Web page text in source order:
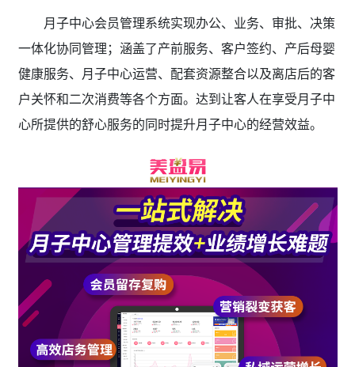
月子中心会员管理系统实现办公、业务、审批、决策
一体化协同管理；涵盖了产前服务、客户签约、产后母婴
健康服务、月子中心运营、配套资源整合以及离店后的客
户关怀和二次消费等各个方面。达到让客人在享受月子中
心所提供的舒心服务的同时提升月子中心的经营效益。